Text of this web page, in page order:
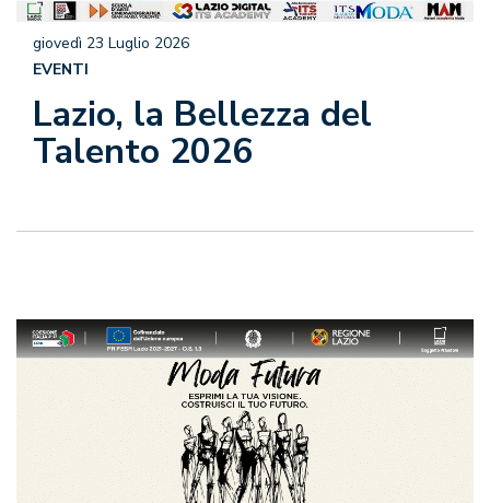
Lazio, la Bellezza del
Talento 2026
giovedì 23 Luglio 2026
EVENTI